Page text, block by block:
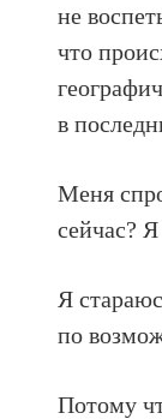
не
что
в
Меня
сейчас?
Я
по
Потому